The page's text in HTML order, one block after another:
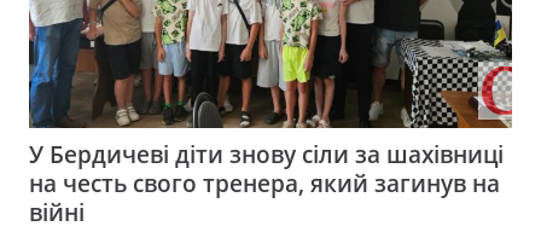
У Бердичеві діти знову сіли за шахівниці
на честь свого тренера, який загинув на
війні